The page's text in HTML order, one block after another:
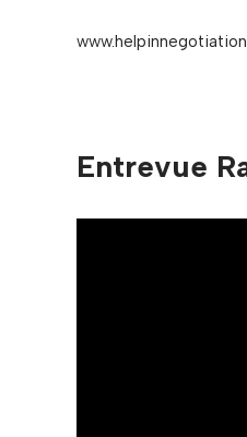
Entrevue